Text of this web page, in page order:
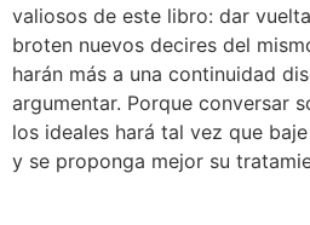
valiosos de este libro: dar
broten nuevos decires del
harán más a una continuidad
argumentar. Porque conversar
los ideales hará tal vez que
y se proponga mejor su